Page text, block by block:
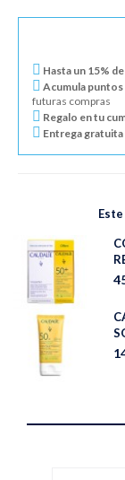
Hasta un 15%
Acumula puntos
futuras compras
Regalo en tu
Entrega gratuita